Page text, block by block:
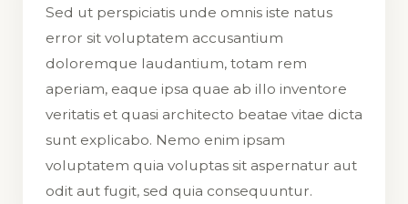
Sed ut perspiciatis unde omnis iste natus
error sit voluptatem accusantium
doloremque laudantium, totam rem
aperiam, eaque ipsa quae ab illo inventore
veritatis et quasi architecto beatae vitae dicta
sunt explicabo. Nemo enim ipsam
voluptatem quia voluptas sit aspernatur aut
odit aut fugit, sed quia consequuntur.